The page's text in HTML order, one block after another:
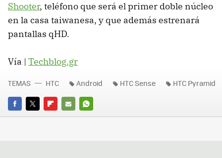
Shooter, teléfono que será el primer doble núcleo
en la casa taiwanesa, y que además estrenará
pantallas qHD.
Vía | Techblog.gr
FACEBOOK
TWITTERFLIPBOARD
E-
WHATSAPP
TEMAS HTC Android HTC Sense HTC Pyramid